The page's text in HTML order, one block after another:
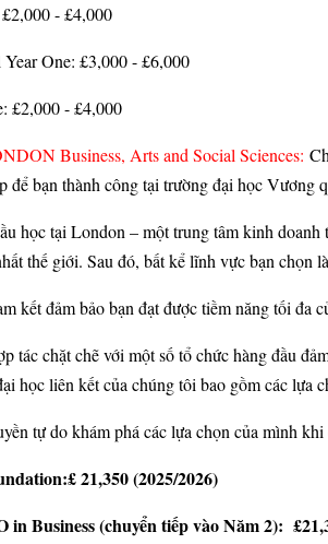
- £4,000
One: £3,000 - £6,000
£2,000 - £4,000
Business, Arts and Social Sciences:
để bạn thành công tại trường đại học Vương
học tại London – một trung tâm kinh
thế giới. Sau đó, bất kể lĩnh vực bạn chọn
kết đảm bảo bạn đạt được tiềm năng tối đa
tác chặt chẽ với một số tổ chức hàng đầu
học liên kết của chúng tôi bao gồm các
tự do khám phá các lựa chọn của mình
21,350 (2025/2026)
in Business (chuyển tiếp vào Năm 2):